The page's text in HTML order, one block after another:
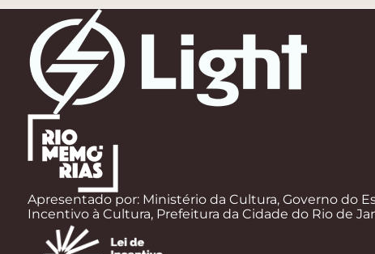
Apresentado por: Ministério da Cultura, Governo do
Incentivo à Cultura, Prefeitura da Cidade do Rio de